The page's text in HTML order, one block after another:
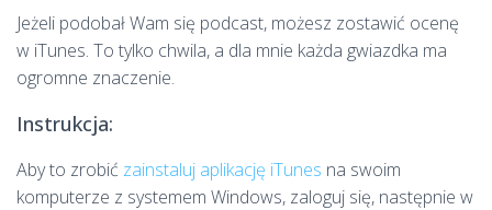
Jeżeli podobał Wam się podcast, możesz zostawić ocenę
w iTunes. To tylko chwila, a dla mnie każda gwiazdka ma
ogromne znaczenie.
Instrukcja:
Aby to zrobić zainstaluj aplikację iTunes na swoim
komputerze z systemem Windows, zaloguj się, następnie w